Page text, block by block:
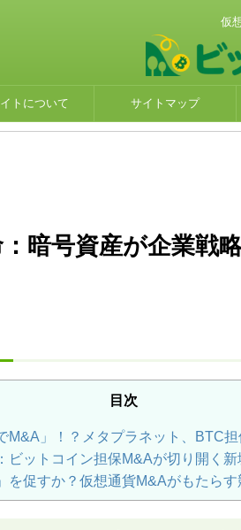
仮
トについて サイトマップ
暗号資産が企業戦
目次
M&A」！？メタプラネット、BTC担
ビットコイン担保M&Aが切り開く新
を促すか？仮想通貨M&Aがもたらす